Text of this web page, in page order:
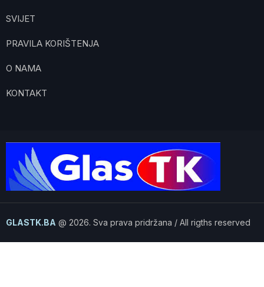
SVIJET
PRAVILA KORIŠTENJA
O NAMA
KONTAKT
GLASTK.BA @ 2026. Sva prava pridržana / All rigths reserved